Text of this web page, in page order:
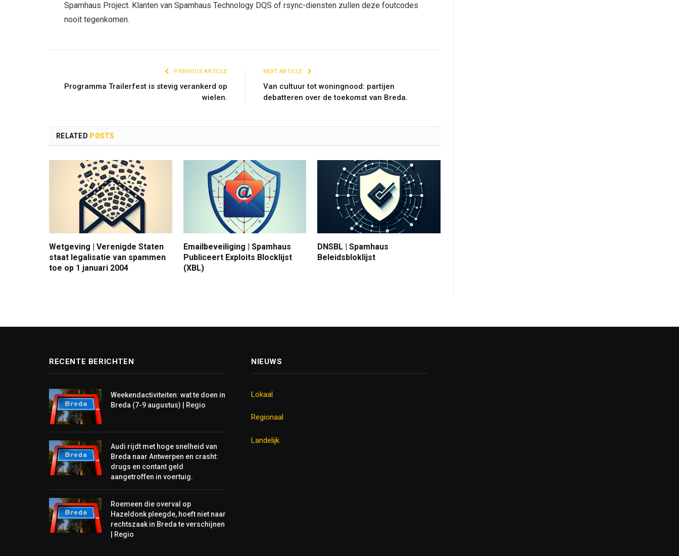
Spamhaus Project. Klanten van Spamhaus Technology DQS of rsync-diensten zullen deze foutcodes
nooit tegenkomen.
PREVIOUS ARTICLE
Programma Trailerfest is stevig verankerd op
wielen.
NEXT ARTICLE
Van cultuur tot woningnood: partijen
debatteren over de toekomst van Breda.
RELATED POSTS
Wetgeving | Verenigde Staten
staat legalisatie van spammen
toe op 1 januari 2004
Emailbeveiliging | Spamhaus
Publiceert Exploits Blocklijst
(XBL)
DNSBL | Spamhaus
Beleidsbloklijst
RECENTE BERICHTEN
Weekendactiviteiten: wat te doen in
Breda (7-9 augustus) | Regio
Audi rijdt met hoge snelheid van
Breda naar Antwerpen en crasht:
drugs en contant geld
aangetroffen in voertuig.
Roemeen die overval op
Hazeldonk pleegde, hoeft niet naar
rechtszaak in Breda te verschijnen
| Regio
NIEUWS
Lokaal
Regionaal
Landelijk